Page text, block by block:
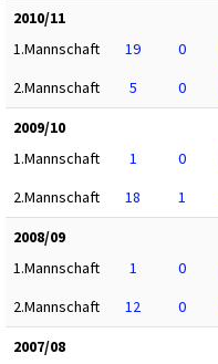
2010/11
1.Mannschaft
19 0
2.Mannschaft
5 0
2009/10
1.Mannschaft
1 0
2.Mannschaft
18 1
2008/09
1.Mannschaft
1 0
2.Mannschaft
12 0
2007/08